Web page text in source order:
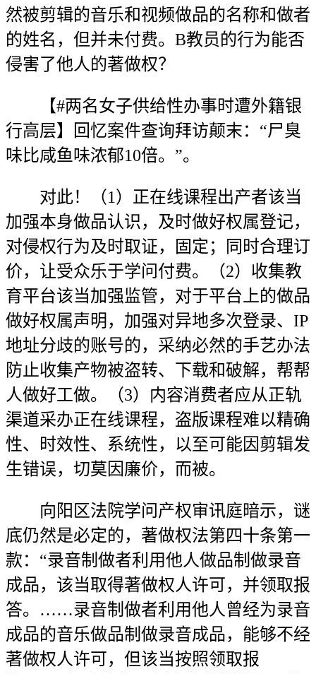
然被剪辑的音乐和视频做品的名称和做者
的姓名，但并未付费。B教员的行为能否
侵害了他人的著做权？
【#两名女子供给性办事时遭外籍银
行高层】回忆案件查询拜访颠末：“尸臭
味比咸鱼味浓郁10倍。”。
对此！（1）正在线课程出产者该当
加强本身做品认识，及时做好权属登记，
对侵权行为及时取证，固定；同时合理订
价，让受众乐于学问付费。（2）收集教
育平台该当加强监管，对于平台上的做品
做好权属声明，加强对异地多次登录、IP
地址分歧的账号的，采纳必然的手艺办法
防止收集产物被盗转、下载和破解，帮帮
人做好工做。（3）内容消费者应从正轨
渠道采办正在线课程，盗版课程难以精确
性、时效性、系统性，以至可能因剪辑发
生错误，切莫因廉价，而被。
向阳区法院学问产权审讯庭暗示，谜
底仍然是必定的，著做权法第四十条第一
款：“录音制做者利用他人做品制做录音
成品，该当取得著做权人许可，并领取报
答。……录音制做者利用他人曾经为录音
成品的音乐做品制做录音成品，能够不经
著做权人许可，但该当按照领取报